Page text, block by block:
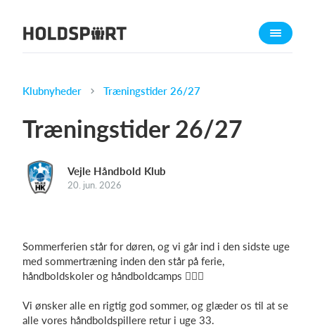
Om Holdsport
Presseomtale
Kalender
Webshop
Billetsystem
Hvad koster det?
Klubnyheder Træningstider 26/27
Træningstider 26/27
Vejle Håndbold Klub
20. jun. 2026
Sommerferien står for døren, og vi går ind i den sidste uge
med sommertræning inden den står på ferie,
håndboldskoler og håndboldcamps 🤾🏼‍♂️
Vi ønsker alle en rigtig god sommer, og glæder os til at se
alle vores håndboldspillere retur i uge 33.